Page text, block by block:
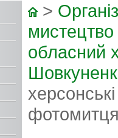
>
мистецтво
обласний